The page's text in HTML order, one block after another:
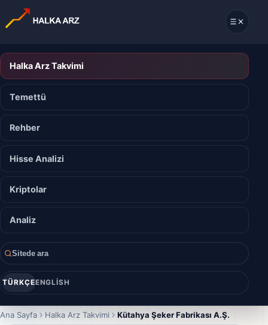
Halka Arz Takvimi
Temettü
Rehber
Hisse Analizi
Kriptolar
Analiz
Sitede ara
TÜRKÇEENGLISH
Ana Sayfa Halka Arz Takvimi Kütahya Şeker Fabrikası A.Ş.